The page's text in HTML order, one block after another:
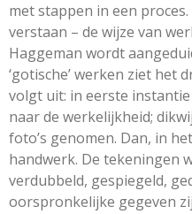
met stappen in een
verstaan – de wijze van
Haggeman wordt
‘gotische’ werken ziet het
volgt uit: in eerste
naar de werkelijkheid;
foto’s genomen. Dan, in
handwerk. De tekeningen
verdubbeld, gespiegeld,
oorspronkelijke gegeven